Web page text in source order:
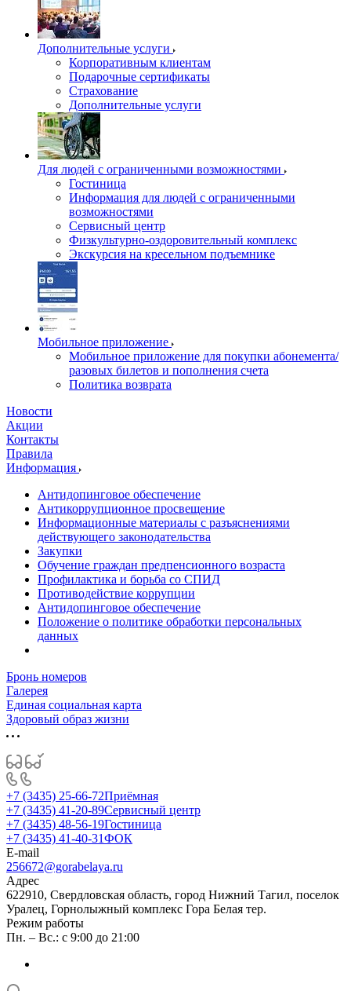
Дополнительные услуги
Корпоративным клиентам
Подарочные сертификаты
Страхование
Дополнительные услуги
Для людей с ограниченными возможностями
Гостиница
Информация для людей с ограниченными
возможностями
Сервисный центр
Физкультурно-оздоровительный комплекс
Экскурсия на кресельном подъемнике
Мобильное приложение
Мобильное приложение для покупки абонемента/
разовых билетов и пополнения счета
Политика возврата
Новости
Акции
Контакты
Правила
Информация
Антидопинговое обеспечение
Антикоррупционное просвещение
Информационные материалы с разъяснениями
действующего законодательства
Закупки
Обучение граждан предпенсионного возраста
Профилактика и борьба со СПИД
Противодействие коррупции
Антидопинговое обеспечение
Положение о политике обработки персональных
данных
Бронь номеров
Галерея
Единая социальная карта
Здоровый образ жизни
+7 (3435) 25-66-72Приёмная
+7 (3435) 41-20-89Сервисный центр
+7 (3435) 48-56-19Гостиница
+7 (3435) 41-40-31ФОК
E-mail
256672@gorabelaya.ru
Адрес
622910, Свердловская область, город Нижний Тагил, поселок
Уралец, Горнолыжный комплекс Гора Белая тер.
Режим работы
Пн. – Вс.: с 9:00 до 21:00